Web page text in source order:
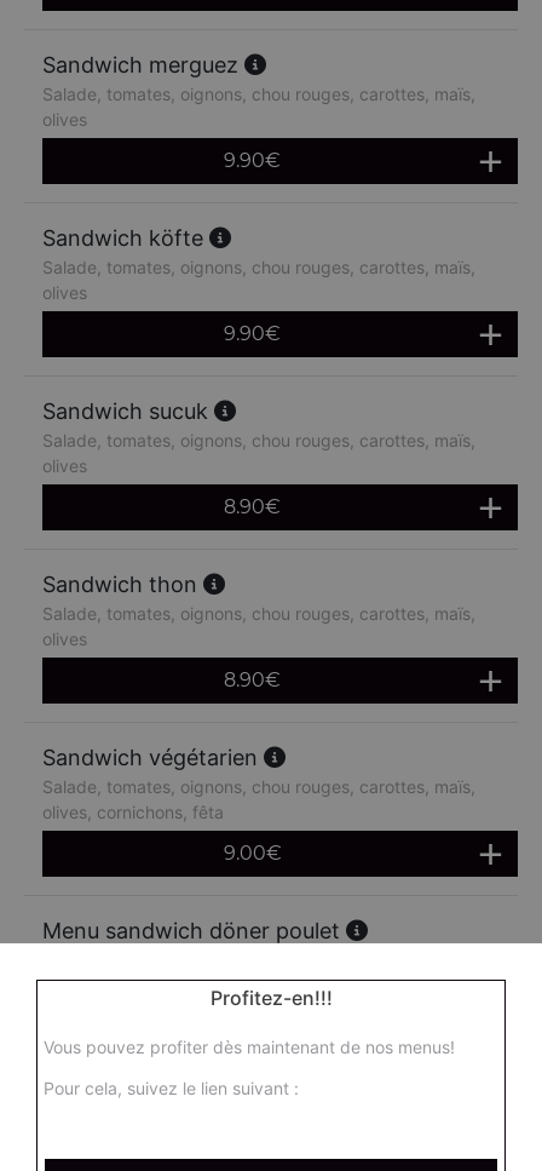
Sandwich merguez
Salade, tomates, oignons, chou rouges, carottes, maïs,
olives
9.90€
Sandwich köfte
Salade, tomates, oignons, chou rouges, carottes, maïs,
olives
9.90€
Sandwich sucuk
Salade, tomates, oignons, chou rouges, carottes, maïs,
olives
8.90€
Sandwich thon
Salade, tomates, oignons, chou rouges, carottes, maïs,
olives
8.90€
Sandwich végétarien
Salade, tomates, oignons, chou rouges, carottes, maïs,
olives, cornichons, fêta
9.00€
Menu sandwich döner poulet
olives + frites + 1 boisson 33 cl
Menu sandwich doner boeuf
olives + frites + 1 boisson 33 cl
Profitez-en!!!
Vous pouvez profiter dès maintenant de nos menus!
Pour cela, suivez le lien suivant :